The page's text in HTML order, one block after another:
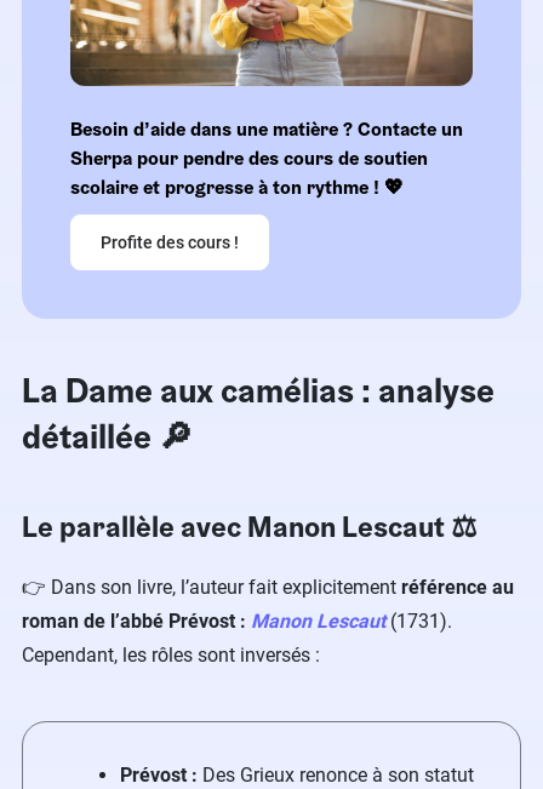
Besoin d’aide dans une matière ? Contacte un
Sherpa pour pendre des cours de soutien
scolaire et progresse à ton rythme ! ​💖
Profite des cours !
La Dame aux camélias : analyse
détaillée​ 🔎
Le parallèle avec Manon Lescaut ⚖️
​👉 Dans son livre, l’auteur fait explicitement référence au
roman de l’abbé Prévost : Manon Lescaut(1731).
Cependant, les rôles sont inversés :
Prévost : Des Grieux renonce à son statut